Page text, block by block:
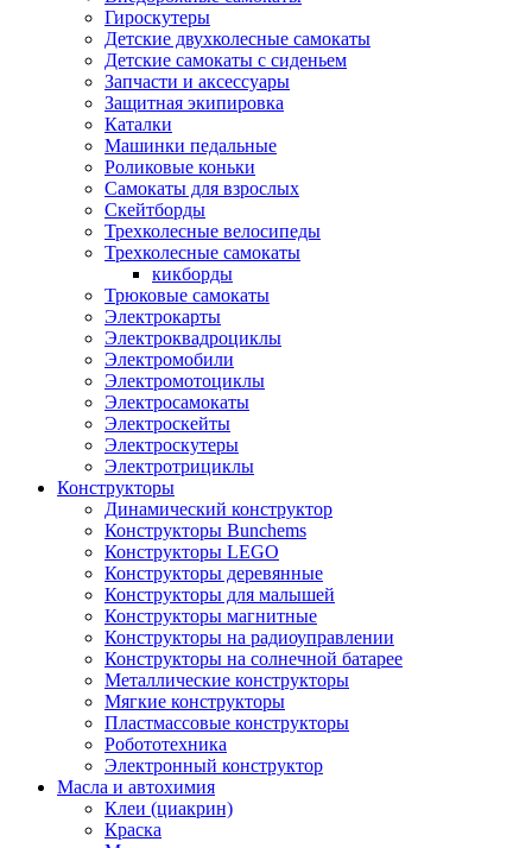
Гироскутеры
Детские двухколесные самокаты
Детские самокаты с сиденьем
Запчасти и аксессуары
Защитная экипировка
Каталки
Машинки педальные
Роликовые коньки
Самокаты для взрослых
Скейтборды
Трехколесные велосипеды
Трехколесные самокаты
кикборды
Трюковые самокаты
Электрокарты
Электроквадроциклы
Электромобили
Электромотоциклы
Электросамокаты
Электроскейты
Электроскутеры
Электротрициклы
Конструкторы
Динамический конструктор
Конструкторы Bunchems
Конструкторы LEGO
Конструкторы деревянные
Конструкторы для малышей
Конструкторы магнитные
Конструкторы на радиоуправлении
Конструкторы на солнечной батарее
Металлические конструкторы
Мягкие конструкторы
Пластмассовые конструкторы
Робототехника
Электронный конструктор
Масла и автохимия
Клеи (циакрин)
Краска